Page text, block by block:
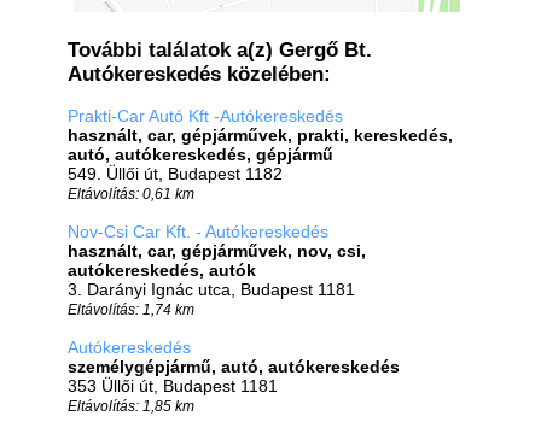
További találatok a(z) Gergő Bt.
Autókereskedés közelében:
Prakti-Car Autó Kft -Autókereskedés
használt, car, gépjárművek, prakti, kereskedés,
autó, autókereskedés, gépjármű
549. Üllői út, Budapest 1182
Eltávolítás: 0,61 km
Nov-Csi Car Kft. - Autókereskedés
használt, car, gépjárművek, nov, csi,
autókereskedés, autók
3. Darányi Ignác utca, Budapest 1181
Eltávolítás: 1,74 km
Autókereskedés
személygépjármű, autó, autókereskedés
353 Üllői út, Budapest 1181
Eltávolítás: 1,85 km